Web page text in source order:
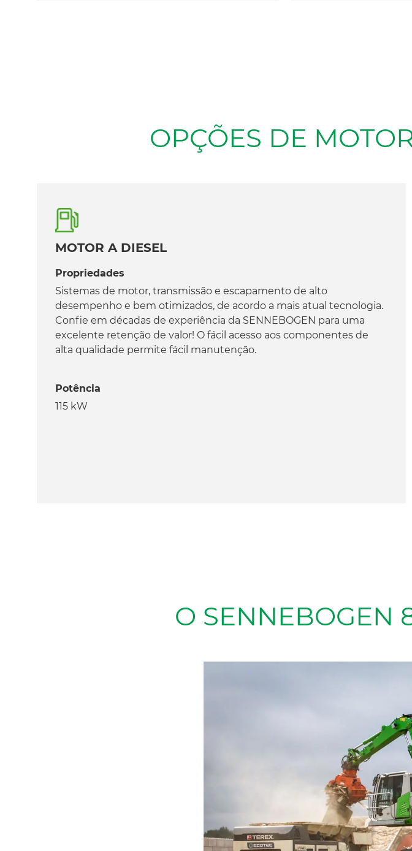
OPÇÕES DE
MOTOR A DIESEL
Propriedades
Sistemas de motor, transmissão e escapamento de alto
desempenho e bem otimizados, de acordo a mais atual tecnologia.
Confie em décadas de experiência da SENNEBOGEN para uma
excelente retenção de valor! O fácil acesso aos componentes de
alta qualidade permite fácil manutenção.
Potência
115 kW
O SENNEBOGEN